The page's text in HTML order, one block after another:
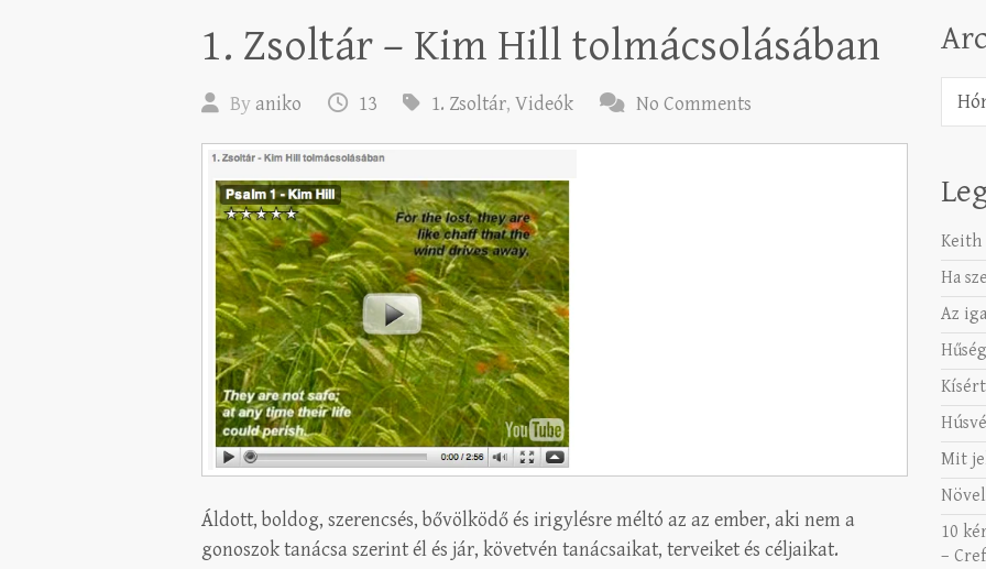
1. Zsoltár – Kim Hill tolmácsolásában
By aniko 13 1. Zsoltár, Videók No Comments
Áldott, boldog, szerencsés, bővölködő és irigylésre méltó az az ember, aki nem a
gonoszok tanácsa szerint él és jár, követvén tanácsaikat, terveiket és céljaikat.
Keith
Ha
Az
Mit
10
–